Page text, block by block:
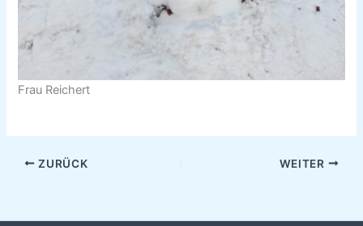
Frau Reichert
ZURÜCK WEITER